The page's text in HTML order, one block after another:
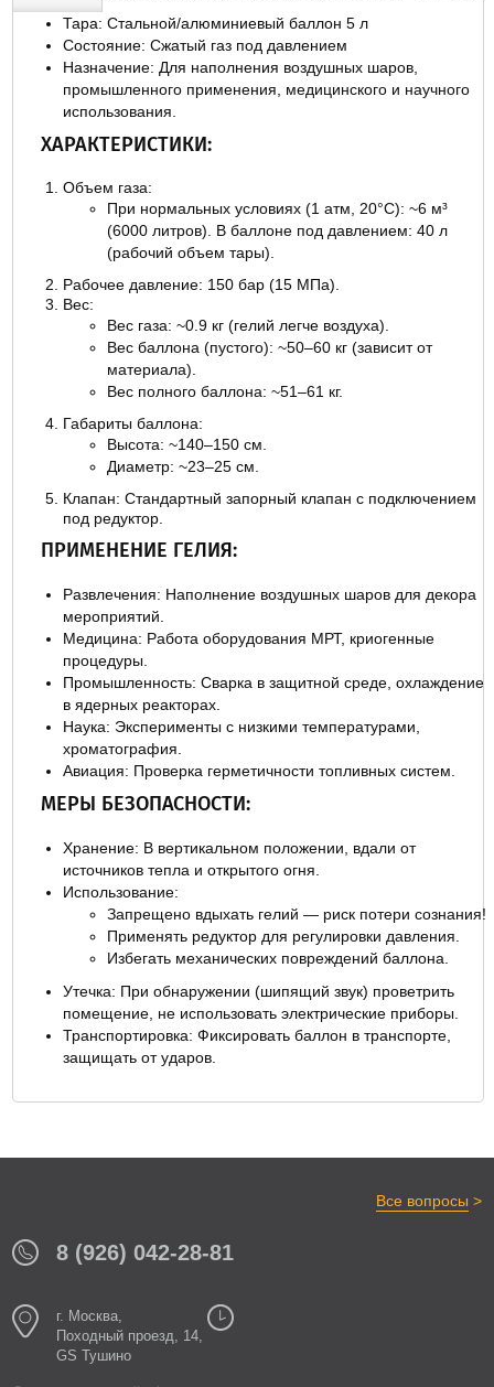
ОТЗЫВЫ
Тара: Стальной/алюминиевый баллон 5 л
Состояние: Сжатый газ под давлением
Назначение: Для наполнения воздушных шаров,
промышленного применения, медицинского и научного
использования.
ХАРАКТЕРИСТИКИ:
Объем газа:
При нормальных условиях (1 атм, 20°C): ~6 м³
(6000 литров). В баллоне под давлением: 40 л
(рабочий объем тары).
Рабочее давление: 150 бар (15 МПа).
Вес:
Вес газа: ~0.9 кг (гелий легче воздуха).
Вес баллона (пустого): ~50–60 кг (зависит от
материала).
Вес полного баллона: ~51–61 кг.
Габариты баллона:
Высота: ~140–150 см.
Диаметр: ~23–25 см.
Клапан: Стандартный запорный клапан с подключением
под редуктор.
ПРИМЕНЕНИЕ ГЕЛИЯ:
Развлечения: Наполнение воздушных шаров для декора
мероприятий.
Медицина: Работа оборудования МРТ, криогенные
процедуры.
Промышленность: Сварка в защитной среде, охлаждение
в ядерных реакторах.
Наука: Эксперименты с низкими температурами,
хроматография.
Авиация: Проверка герметичности топливных систем.
МЕРЫ БЕЗОПАСНОСТИ:
Хранение: В вертикальном положении, вдали от
источников тепла и открытого огня.
Использование:
Запрещено вдыхать гелий — риск потери сознания!
Применять редуктор для регулировки давления.
Избегать механических повреждений баллона.
Утечка: При обнаружении (шипящий звук) проветрить
помещение, не использовать электрические приборы.
Транспортировка: Фиксировать баллон в транспорте,
защищать от ударов.
Все вопросы >
8 (926) 042-28-81
г. Москва,
Походный проезд, 14,
GS Тушино